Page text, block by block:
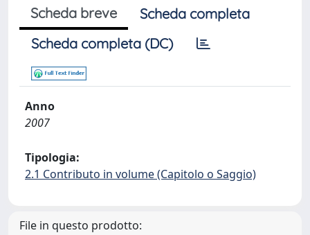
Scheda breve
Scheda completa
Scheda completa (DC)
Anno
2007
Tipologia:
2.1 Contributo in volume (Capitolo o Saggio)
File in questo prodotto: